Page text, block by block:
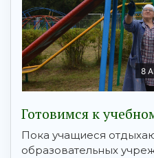
8
Готовимся к
Пока учащиеся
образовательных